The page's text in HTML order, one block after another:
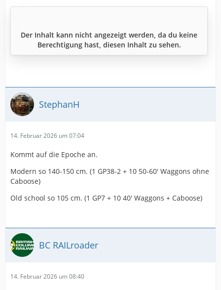
Der Inhalt kann nicht angezeigt werden, da du keine
Berechtigung hast, diesen Inhalt zu sehen.
StephanH
14. Februar 2026 um 07:04
Kommt auf die Epoche an.
Modern so 140-150 cm. (1 GP38-2 + 10 50-60' Waggons ohne
Caboose)
Old school so 105 cm. (1 GP7 + 10 40' Waggons + Caboose)
BC RAILroader
14. Februar 2026 um 08:40